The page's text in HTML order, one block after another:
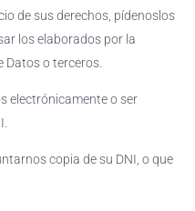
de sus derechos, pídenoslos
los elaborados por la
Datos o terceros.
electrónicamente o ser
copia de su DNI, o que